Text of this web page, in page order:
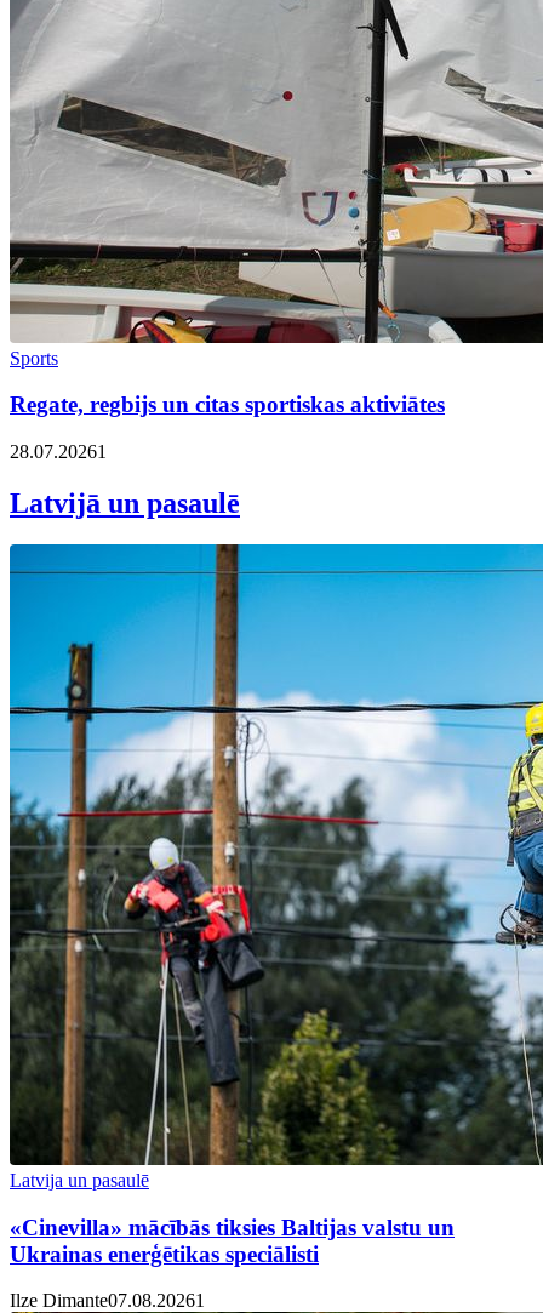
Sports
Regate, regbijs un citas sportiskas aktiviātes
28.07.20261
Latvijā un pasaulē
Latvija un pasaulē
«Cinevilla» mācībās tiksies Baltijas valstu un
Ukrainas enerģētikas speciālisti
Ilze Dimante07.08.20261